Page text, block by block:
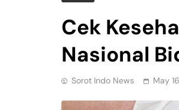
Cek
Nasional
Sorot Indo News May